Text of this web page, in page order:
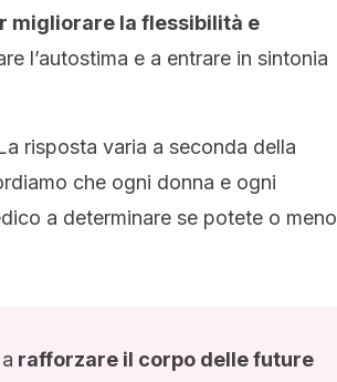
migliorare la flessibilità e
l’autostima e a entrare in sintonia
risposta varia a seconda della
che ogni donna e ogni
a determinare se potete o meno
rafforzare il corpo delle future